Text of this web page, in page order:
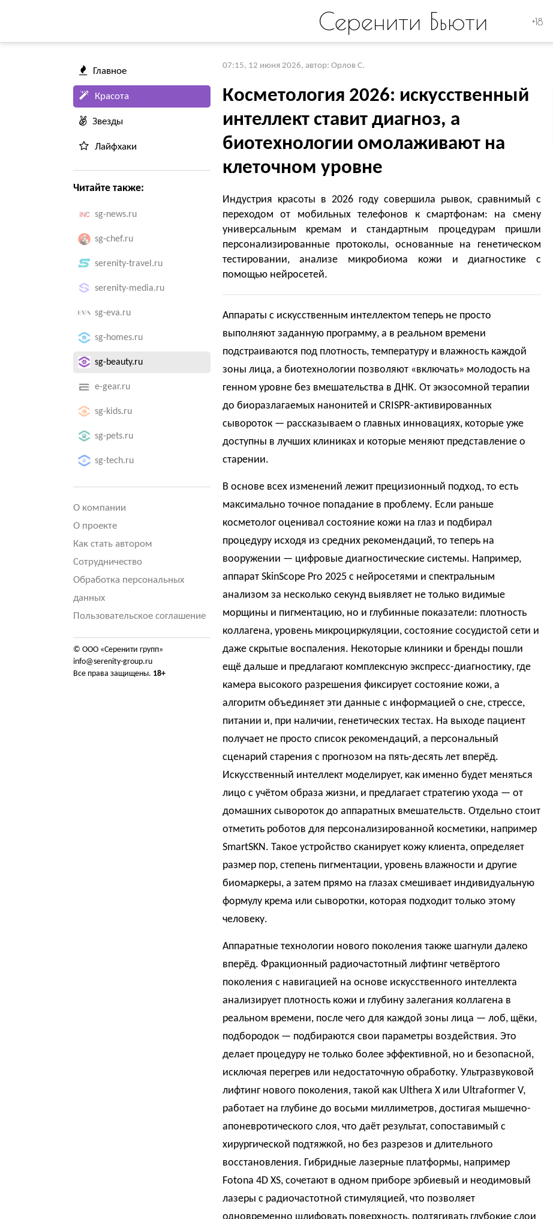
Серенити Бьюти +18
Главное
Красота
Звезды
Лайфхаки
Читайте также:
sg-news.ru
sg-chef.ru
serenity-travel.ru
serenity-media.ru
sg-eva.ru
sg-homes.ru
sg-beauty.ru
e-gear.ru
sg-kids.ru
sg-pets.ru
sg-tech.ru
О компании
О проекте
Как стать автором
Сотрудничество
Обработка персональных
данных
Пользовательское соглашение
© ООО «Серенити групп»
info@serenity-group.ru
Все права защищены. 18+
07:15, 12 июня 2026, автор: Орлов С.
Косметология 2026: искусственный
интеллект ставит диагноз, а
биотехнологии омолаживают на
клеточном уровне
Индустрия красоты в 2026 году совершила рывок, сравнимый с
переходом от мобильных телефонов к смартфонам: на смену
универсальным кремам и стандартным процедурам пришли
персонализированные протоколы, основанные на генетическом
тестировании, анализе микробиома кожи и диагностике с
помощью нейросетей.
Аппараты с искусственным интеллектом теперь не просто
выполняют заданную программу, а в реальном времени
подстраиваются под плотность, температуру и влажность каждой
зоны лица, а биотехнологии позволяют «включать» молодость на
генном уровне без вмешательства в ДНК. От экзосомной терапии
до биоразлагаемых нанонитей и CRISPR-активированных
сывороток — рассказываем о главных инновациях, которые уже
доступны в лучших клиниках и которые меняют представление о
старении.
В основе всех изменений лежит прецизионный подход, то есть
максимально точное попадание в проблему. Если раньше
косметолог оценивал состояние кожи на глаз и подбирал
процедуру исходя из средних рекомендаций, то теперь на
вооружении — цифровые диагностические системы. Например,
аппарат SkinScope Pro 2025 с нейросетями и спектральным
анализом за несколько секунд выявляет не только видимые
морщины и пигментацию, но и глубинные показатели: плотность
коллагена, уровень микроциркуляции, состояние сосудистой сети и
даже скрытые воспаления. Некоторые клиники и бренды пошли
ещё дальше и предлагают комплексную экспресс-диагностику, где
камера высокого разрешения фиксирует состояние кожи, а
алгоритм объединяет эти данные с информацией о сне, стрессе,
питании и, при наличии, генетических тестах. На выходе пациент
получает не просто список рекомендаций, а персональный
сценарий старения с прогнозом на пять-десять лет вперёд.
Искусственный интеллект моделирует, как именно будет меняться
лицо с учётом образа жизни, и предлагает стратегию ухода — от
домашних сывороток до аппаратных вмешательств. Отдельно стоит
отметить роботов для персонализированной косметики, например
SmartSKN. Такое устройство сканирует кожу клиента, определяет
размер пор, степень пигментации, уровень влажности и другие
биомаркеры, а затем прямо на глазах смешивает индивидуальную
формулу крема или сыворотки, которая подходит только этому
человеку.
Аппаратные технологии нового поколения также шагнули далеко
вперёд. Фракционный радиочастотный лифтинг четвёртого
поколения с навигацией на основе искусственного интеллекта
анализирует плотность кожи и глубину залегания коллагена в
реальном времени, после чего для каждой зоны лица — лоб, щёки,
подбородок — подбираются свои параметры воздействия. Это
делает процедуру не только более эффективной, но и безопасной,
исключая перегрев или недостаточную обработку. Ультразвуковой
лифтинг нового поколения, такой как Ulthera X или Ultraformer V,
работает на глубине до восьми миллиметров, достигая мышечно-
апоневротического слоя, что даёт результат, сопоставимый с
хирургической подтяжкой, но без разрезов и длительного
восстановления. Гибридные лазерные платформы, например
Fotona 4D XS, сочетают в одном приборе эрбиевый и неодимовый
лазеры с радиочастотной стимуляцией, что позволяет